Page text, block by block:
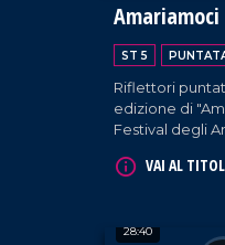
Amariamoci
ST 5
Riflettori
edizione di
Festival degli
VAI AL
28:40